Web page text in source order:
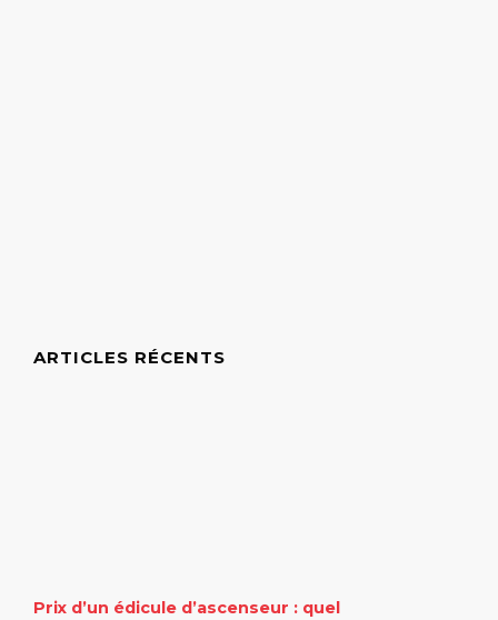
ARTICLES RÉCENTS
Prix d’un édicule d’ascenseur : quel